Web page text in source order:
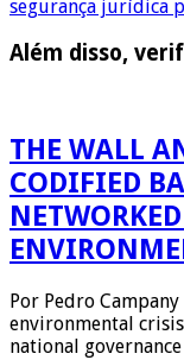
segurança jurídica
Além disso,
THE WALL
CODIFIED
Por Pedro
environmental
national